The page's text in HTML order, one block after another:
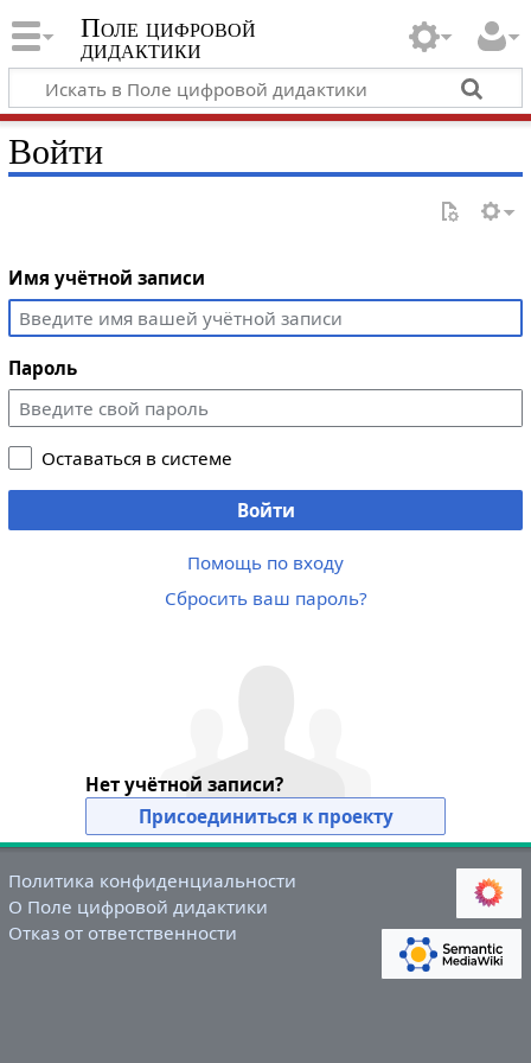
Поле цифровой
дидактики
Войти
Имя учётной записи
Пароль
Оставаться в системе
Войти
Помощь по входу
Сбросить ваш пароль?
Нет учётной записи?
Присоединиться к проекту
Политика конфиденциальности
О Поле цифровой дидактики
Отказ от ответственности